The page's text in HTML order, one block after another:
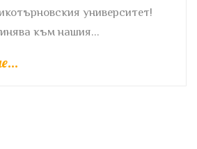
университет!
към нашия...